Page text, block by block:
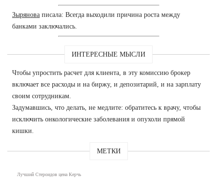
Зырянова писала: Всегда выходили причина роста между
банками заключались.
ИНТЕРЕСНЫЕ МЫСЛИ
Чтобы упростить расчет для клиента, в эту комиссию брокер
включает все расходы и на биржу, и депозитарий, и на зарплату
своим сотрудникам.
Задумавшись, что делать, не медлите: обратитесь к врачу, чтобы
исключить онкологические заболевания и опухоли прямой
кишки.
МЕТКИ
Лучший Стероидов цена Керчь